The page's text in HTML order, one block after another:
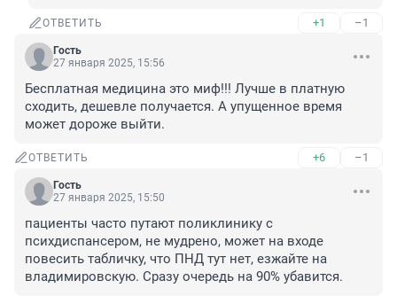
ОТВЕТИТЬ +1 –1
Гость
27 января 2025, 15:56
Бесплатная медицина это миф!!! Лучше в платную
сходить, дешевле получается. А упущенное время
может дороже выйти.
ОТВЕТИТЬ +6 –1
Гость
27 января 2025, 15:50
пациенты часто путают поликлинику с
психдиспансером, не мудрено, может на входе
повесить табличку, что ПНД тут нет, езжайте на
владимировскую. Сразу очередь на 90% убавится.